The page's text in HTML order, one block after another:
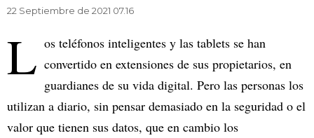
22 Septiembre de 2021 07.16
L os teléfonos inteligentes y las tablets se han
convertido en extensiones de sus propietarios, en
guardianes de su vida digital. Pero las personas los
utilizan a diario, sin pensar demasiado en la seguridad o el
valor que tienen sus datos, que en cambio los